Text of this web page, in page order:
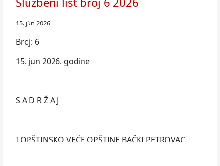
15. jún 2026
Broj: 6
15. jun 2026. godine
S A D R Ž A J
I OPŠTINSKO VEĆE OPŠTINE BAČKI PETROVAC